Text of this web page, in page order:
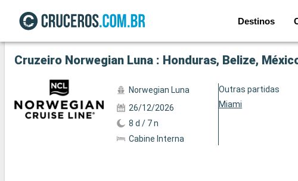
Destinos
Ver a 86 fotos
Cruzeiro Norwegian Luna : Honduras, Belize,
Norwegian Luna
26/12/2026
8 d / 7 n
Cabine Interna
Outras partidas
Miami